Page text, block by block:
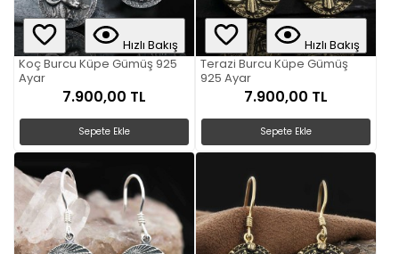
Hızlı Bakış
Koç Burcu Küpe Gümüş 925
Ayar
7.900,00 TL
Sepete Ekle
Hızlı Bakış
Terazi Burcu Küpe Gümüş
925 Ayar
7.900,00 TL
Sepete Ekle